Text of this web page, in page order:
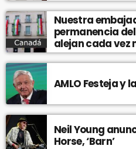
Nuestra
permanencia
alejan cada vez
AMLO Festeja y
Neil Young
Horse, ‘Barn’